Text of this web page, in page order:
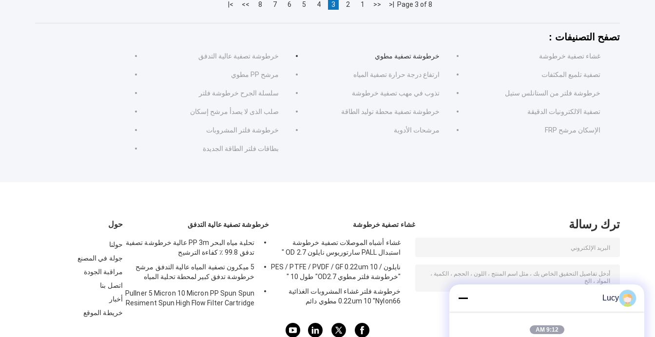
Page 3 of 8
|<
<<
1
2
3
4
5
6
7
8
>>
>|
تصفح التصنيفات：
خرطوشة تصفية عالية التدفق خرطوشة تصفية مطوي غشاء تصفية خرطوشة
مرشح PP مطوي ارتفاع درجة حرارة تصفية المياه تصفية تلميع المكثفات
سلسلة الجرح خرطوشة فلتر تذوب في مهب تصفية خرطوشة خرطوشة فلتر من الستانلس ستيل
صلب الذى لا يصدأ مرشح إسكان خرطوشة تصفية محطة توليد الطاقة تصفية الالكترونيات الدقيقة
خرطوشة فلتر المشروبات مرشحات الأدوية الإسكان مرشح FRP
بطاقات فلتر الطاقة الجديدة
حول
حولنا
جولة في المصنع
مراقبة الجودة
اتصل بنا
أخبار
خريطة الموقع
خرطوشة تصفية عالية التدفق
تحلية مياه البحر PP 3m عالية خرطوشة تصفية
تدفق 99.8 ٪ كفاءة الترشيح
5 ميكرون تصفية المياه عالية التدفق مرشح
خرطوشة تدفق كبير لمحطة تحلية المياه
Pullner 5 Micron 10 Micron PP Spun Spun
Resiment Spun High Flow Filter Cartridge
غشاء تصفية خرطوشة
غشاء أشباه الموصلات تصفية خرطوشة
استبدال PALL سارتوريوس نايلون OD 2.7 "
نايلون / PES / PTFE / PVDF / GF 0.22um 10
"خرطوشة فلتر مطوي OD2.7" طول 10 "
خرطوشة فلتر غشاء المشروبات الغذائية
0.22um 10 "Nylon66 مطوي دائم
ترك رسالة
Lucy
9:12 AM